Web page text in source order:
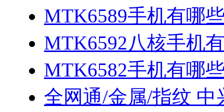
MTK6589手机有哪
MTK6592八核手机
MTK6582手机有哪
全网通/金属/指纹 中